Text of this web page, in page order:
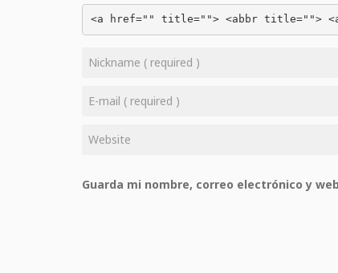
<a href="" title=""> <abbr title="">
Guarda mi nombre, correo electrónico y